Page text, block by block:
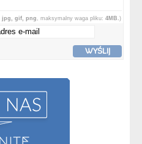
jpg, gif, png , maksymalny waga pliku: 4MB. )
WYŚLIJ